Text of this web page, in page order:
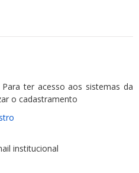
Para ter acesso aos sistemas da
o cadastramento
institucional